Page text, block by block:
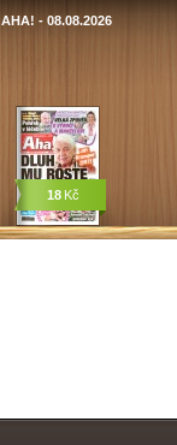
AHA! - 08.08.2026
18 Kč